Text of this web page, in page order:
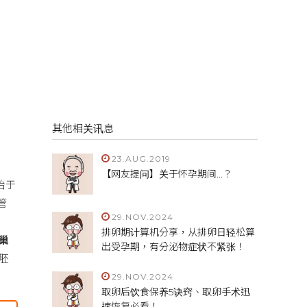
于
其他相关讯息
23.AUG.2019
【网友提问】关于怀孕期间...？
29.NOV.2024
排卵期计算机分享，从排卵日轻松算
出受孕期，有分泌物症状不紧张！
29.NOV.2024
取卵后饮食保养5诀窍、取卵手术迅